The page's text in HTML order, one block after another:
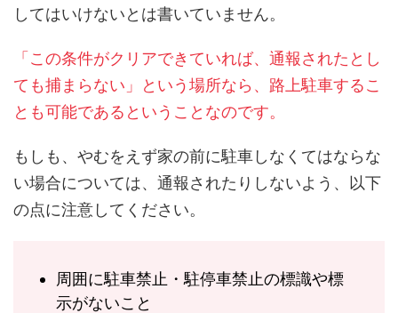
してはいけないとは書いていません。
「この条件がクリアできていれば、通報されたとし
ても捕まらない」という場所なら、路上駐車するこ
とも可能であるということなのです。
もしも、やむをえず家の前に駐車しなくてはならな
い場合については、通報されたりしないよう、以下
の点に注意してください。
周囲に駐車禁止・駐停車禁止の標識や標
示がないこと